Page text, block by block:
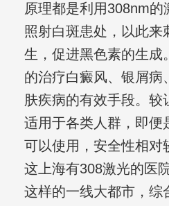
原理都是利用308nm
照射白斑患处，以此来
生，促进黑色素的生成
的治疗白癜风、银屑病
肤疾病的有效手段。较
适用于各类人群，即便
可以使用，安全性相对
这上海有308激光的医
这样的一线大都市，综